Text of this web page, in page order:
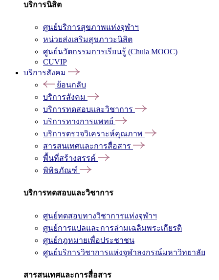
บริการนิสิต
ศูนย์บริการสุขภาพแห่งจุฬาฯ
หน่วยส่งเสริมสุขภาวะนิสิต
ศูนย์นวัตกรรมการเรียนรู้ (Chula MOOC)
CUVIP
บริการสังคม
ย้อนกลับ
บริการสังคม
บริการทดสอบและวิชาการ
บริการทางการแพทย์
บริการตรวจวิเคราะห์คุณภาพ
สารสนเทศและการสื่อสาร
พื้นที่สร้างสรรค์
พิพิธภัณฑ์
บริการทดสอบและวิชาการ
ศูนย์ทดสอบทางวิชาการแห่งจุฬาฯ
ศูนย์การแปลและการล่ามเฉลิมพระเกียรติ
ศูนย์กฎหมายเพื่อประชาชน
ศูนย์บริการวิชาการแห่งจุฬาลงกรณ์มหาวิทยาลัย
สารสนเทศและการสื่อสาร